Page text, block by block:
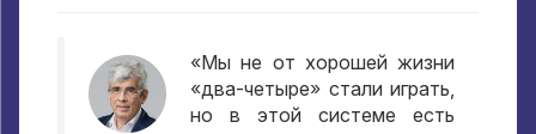
«Мы не от хорошей жизни
«два-четыре» стали играть,
но в этой системе есть